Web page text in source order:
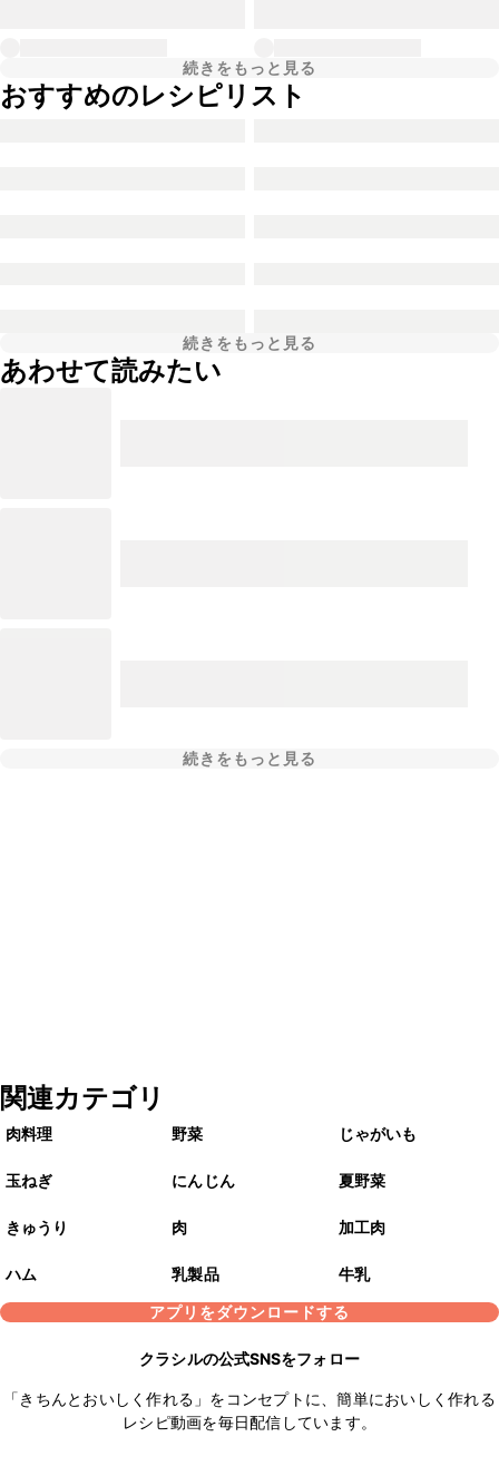
続きをもっと見る
おすすめのレシピリスト
続きをもっと見る
あわせて読みたい
続きをもっと見る
関連カテゴリ
肉料理 野菜 じゃがいも
玉ねぎ にんじん 夏野菜
きゅうり 肉 加工肉
ハム 乳製品
牛乳
アプリをダウンロードする
クラシルの公式SNSをフォロー
「きちんとおいしく作れる」をコンセプトに、簡単においしく作れる
レシピ動画を毎日配信しています。